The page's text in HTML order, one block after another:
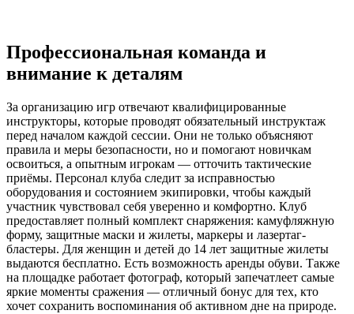
Профессиональная команда и
внимание к деталям
За организацию игр отвечают квалифицированные
инструкторы, которые проводят обязательный инструктаж
перед началом каждой сессии. Они не только объясняют
правила и меры безопасности, но и помогают новичкам
освоиться, а опытным игрокам — отточить тактические
приёмы. Персонал клуба следит за исправностью
оборудования и состоянием экипировки, чтобы каждый
участник чувствовал себя уверенно и комфортно. Клуб
предоставляет полный комплект снаряжения: камуфляжную
форму, защитные маски и жилеты, маркеры и лазертаг-
бластеры. Для женщин и детей до 14 лет защитные жилеты
выдаются бесплатно. Есть возможность аренды обуви. Также
на площадке работает фотограф, который запечатлеет самые
яркие моменты сражения — отличный бонус для тех, кто
хочет сохранить воспоминания об активном дне на природе.